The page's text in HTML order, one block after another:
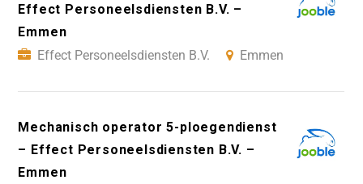
Effect Personeelsdiensten B.V. –
Emmen
Effect Personeelsdiensten B.V.
Emmen
Mechanisch operator 5-ploegendienst
– Effect Personeelsdiensten B.V. –
Emmen